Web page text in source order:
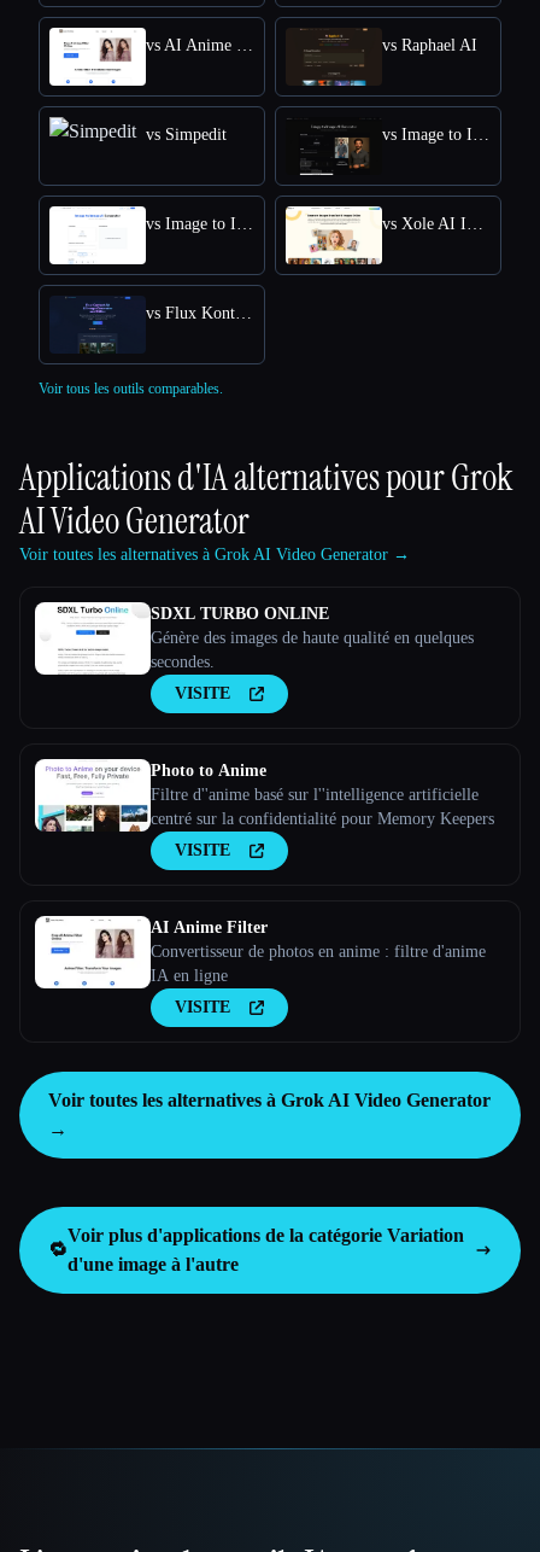
vs Raphael AI
vs Simpedit
Voir tous les outils comparables.
Applications d'IA alternatives pourGrok
AI Video Generator
Voir toutes les alternatives à Grok AI Video Generator →
SDXL TURBO ONLINE
Génère des images de haute qualité en quelques
secondes.
VISITE
Photo to Anime
Filtre d''anime basé sur l''intelligence artificielle
centré sur la confidentialité pour Memory Keepers
VISITE
AI Anime Filter
Convertisseur de photos en anime : filtre d'anime
IA en ligne
VISITE
Voir toutes les alternatives à Grok AI Video Generator
→
🔁
Voir plus d'applications de la catégorie Variation
d'une image à l'autre